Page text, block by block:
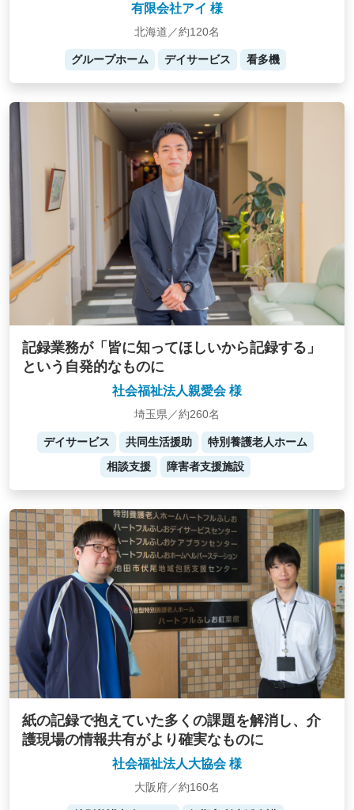
有限会社アイ 様
北海道／約120名
グループホーム デイサービス 看多機
記録業務が「皆に知ってほしいから記録する」
という自発的なものに
社会福祉法人親愛会 様
埼玉県／約260名
デイサービス 共同生活援助
特別養護老人ホーム
相談支援
障害者支援施設
紙の記録で抱えていた多くの課題を解消し、介
護現場の情報共有がより確実なものに
社会福祉法人大協会 様
大阪府／約160名